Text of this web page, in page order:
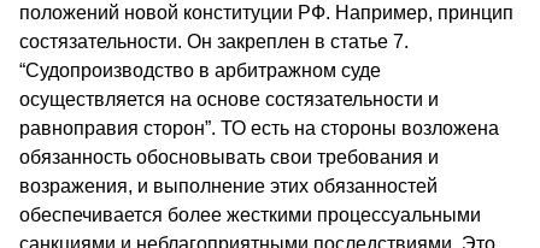
положений новой конституции РФ. Например, принцип
состязательности. Он закреплен в статье 7.
“Судопроизводство в арбитражном суде
осуществляется на основе состязательности и
равноправия сторон”. ТО есть на стороны возложена
обязанность обосновывать свои требования и
возражения, и выполнение этих обязанностей
обеспечивается более жесткими процессуальными
санкциями и неблагоприятными последствиями. Это